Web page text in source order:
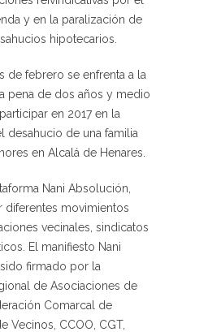
y en la paralización de
hipotecarios.
de febrero se enfrenta a la
pena de dos años y medio
en 2017 en la
desahucio de una familia
en Alcalá de Henares.
Nani Absolución,
diferentes movimientos
vecinales, sindicatos
El manifiesto Nani
firmado por la
de Asociaciones de
Comarcal de
Vecinos, CCOO, CGT,